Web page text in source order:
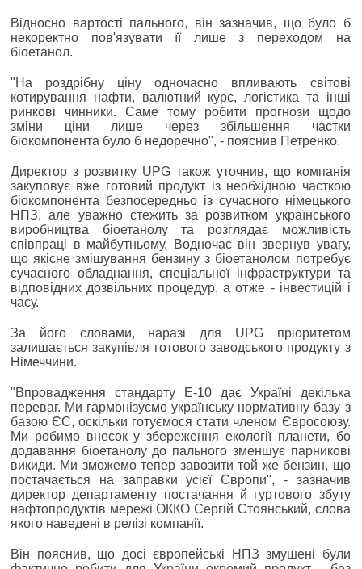
Відносно вартості пального, він зазначив, що було б
некоректно пов'язувати її лише з переходом на
біоетанол.
"На роздрібну ціну одночасно впливають світові
котирування нафти, валютний курс, логістика та інші
ринкові чинники. Саме тому робити прогнози щодо
зміни ціни лише через збільшення частки
біокомпонента було б недоречно", - пояснив Петренко.
Директор з розвитку UPG також уточнив, що компанія
закуповує вже готовий продукт із необхідною часткою
біокомпонента безпосередньо із сучасного німецького
НПЗ, але уважно стежить за розвитком українського
виробництва біоетанолу та розглядає можливість
співпраці в майбутньому. Водночас він звернув увагу,
що якісне змішування бензину з біоетанолом потребує
сучасного обладнання, спеціальної інфраструктури та
відповідних дозвільних процедур, а отже - інвестицій і
часу.
За його словами, наразі для UPG пріоритетом
залишається закупівля готового заводського продукту з
Німеччини.
"Впровадження стандарту Е-10 дає Україні декілька
переваг. Ми гармонізуємо українську нормативну базу з
базою ЄС, оскільки готуємося стати членом Євросоюзу.
Ми робимо внесок у збереження екології планети, бо
додавання біоетанолу до пального зменшує парникові
викиди. Ми зможемо тепер завозити той же бензин, що
постачається на заправки усієї Європи", - зазначив
директор департаменту постачання й гуртового збуту
нафтопродуктів мережі ОККО Сергій Стоянський, слова
якого наведені в релізі компанії.
Він пояснив, що досі європейські НПЗ змушені були